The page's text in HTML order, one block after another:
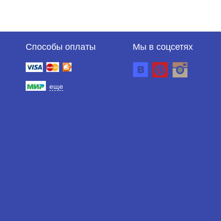
Способы оплаты
еще
Мы в соцсетях